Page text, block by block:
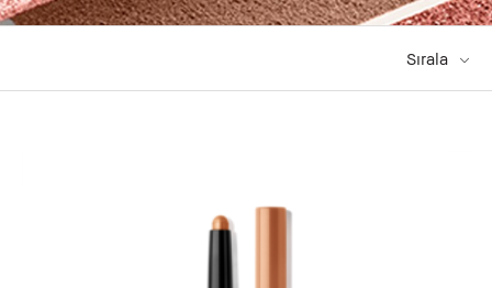
Sırala